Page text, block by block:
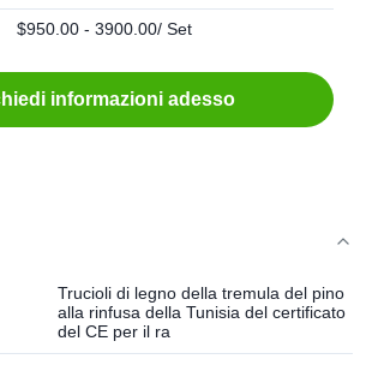
$950.00 - 3900.00/ Set
informazioni adesso
Trucioli di legno della tremula del pino
alla rinfusa della Tunisia del certificato
del CE per il ra